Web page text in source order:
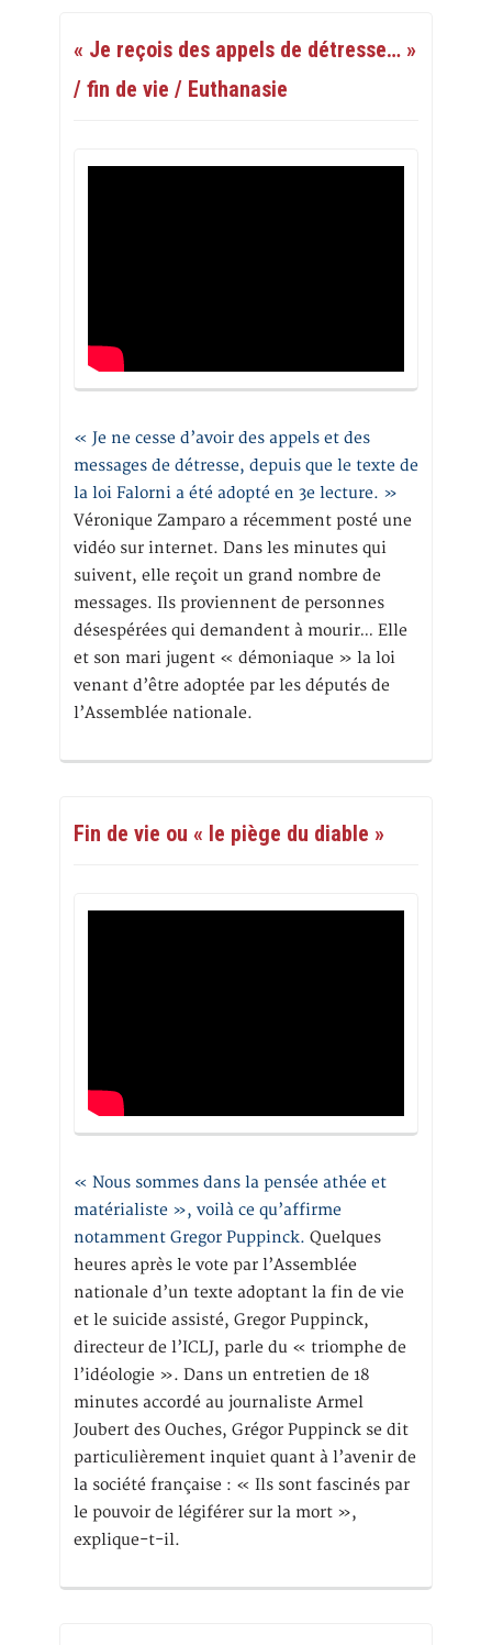
« Je reçois des appels de détresse… »
/ fin de vie / Euthanasie
« Je ne cesse d’avoir des appels et des
messages de détresse, depuis que le texte de
la loi Falorni a été adopté en 3e lecture. »
Véronique Zamparo a récemment posté une
vidéo sur internet. Dans les minutes qui
suivent, elle reçoit un grand nombre de
messages. Ils proviennent de personnes
désespérées qui demandent à mourir… Elle
et son mari jugent « démoniaque » la loi
venant d’être adoptée par les députés de
l’Assemblée nationale.
Fin de vie ou « le piège du diable »
« Nous sommes dans la pensée athée et
matérialiste », voilà ce qu’affirme
notamment Gregor Puppinck. Quelques
heures après le vote par l’Assemblée
nationale d’un texte adoptant la fin de vie
et le suicide assisté, Gregor Puppinck,
directeur de l’ICLJ, parle du « triomphe de
l’idéologie ». Dans un entretien de 18
minutes accordé au journaliste Armel
Joubert des Ouches, Grégor Puppinck se dit
particulièrement inquiet quant à l’avenir de
la société française : « Ils sont fascinés par
le pouvoir de légiférer sur la mort »,
explique-t-il.